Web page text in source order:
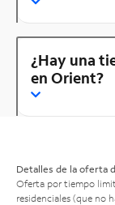
¿Hay una
en Orient?
Detalles de la oferta
Oferta por tiempo
residenciales (que no